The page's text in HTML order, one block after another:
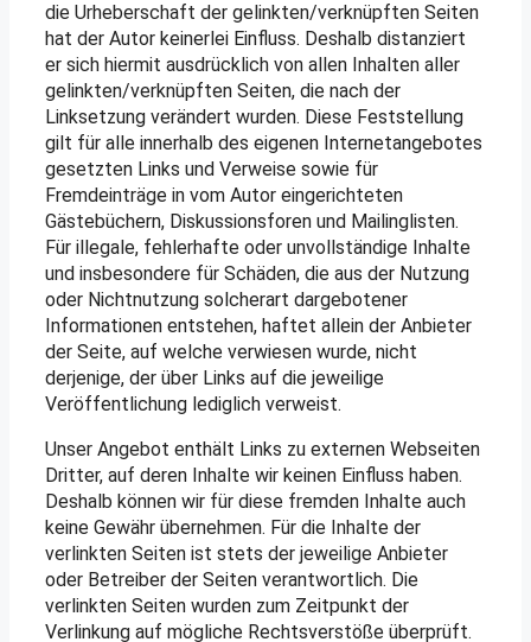
die Urheberschaft der gelinkten/verknüpften Seiten
hat der Autor keinerlei Einfluss. Deshalb distanziert
er sich hiermit ausdrücklich von allen Inhalten aller
gelinkten/verknüpften Seiten, die nach der
Linksetzung verändert wurden. Diese Feststellung
gilt für alle innerhalb des eigenen Internetangebotes
gesetzten Links und Verweise sowie für
Fremdeinträge in vom Autor eingerichteten
Gästebüchern, Diskussionsforen und Mailinglisten.
Für illegale, fehlerhafte oder unvollständige Inhalte
und insbesondere für Schäden, die aus der Nutzung
oder Nichtnutzung solcherart dargebotener
Informationen entstehen, haftet allein der Anbieter
der Seite, auf welche verwiesen wurde, nicht
derjenige, der über Links auf die jeweilige
Veröffentlichung lediglich verweist.
Unser Angebot enthält Links zu externen Webseiten
Dritter, auf deren Inhalte wir keinen Einfluss haben.
Deshalb können wir für diese fremden Inhalte auch
keine Gewähr übernehmen. Für die Inhalte der
verlinkten Seiten ist stets der jeweilige Anbieter
oder Betreiber der Seiten verantwortlich. Die
verlinkten Seiten wurden zum Zeitpunkt der
Verlinkung auf mögliche Rechtsverstöße überprüft.